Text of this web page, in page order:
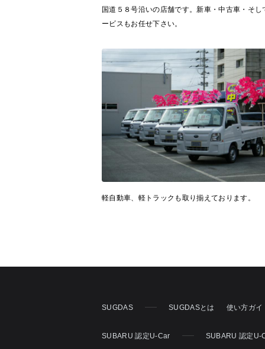
国道５８号沿いの店舗です。新車・中古車・そし
ービスもお任せ下さい。
軽自動車、軽トラックも取り揃えております。
SUGDAS SUGDASとは 使い方ガイ
SUBARU 認定U-Car SUBARU 認定U-